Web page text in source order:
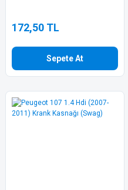
172,50 TL
Sepete At